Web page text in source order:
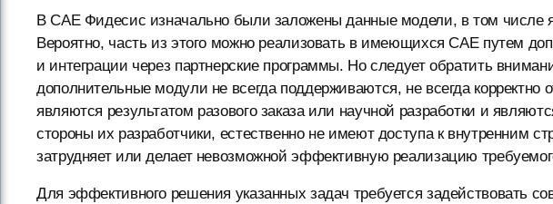
В CAE Фидесис изначально были заложены данные модели, в том числе
Вероятно, часть из этого можно реализовать в имеющихся САЕ путем
и интеграции через партнерские программы. Но следует обратить
дополнительные модули не всегда поддерживаются, не всегда корректно
являются результатом разового заказа или научной разработки и
стороны их разработчики, естественно не имеют доступа к внутренним
затрудняет или делает невозможной эффективную реализацию
Для эффективного решения указанных задач требуется задействовать